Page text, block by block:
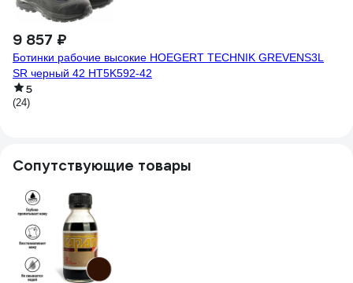
9 857 ₽
Ботинки рабочие высокие HOEGERT TECHNIK GREVENS3L
SR черный 42 HT5K592-42
5
(24)
Сопутствующие товары